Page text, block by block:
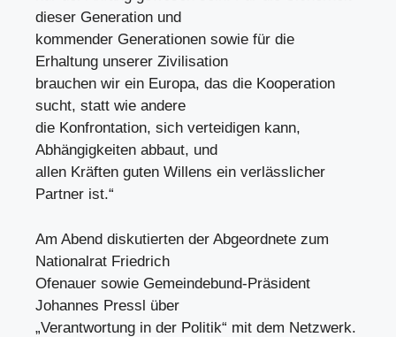
dieser Generation und
kommender Generationen sowie für die
Erhaltung unserer Zivilisation
brauchen wir ein Europa, das die Kooperation
sucht, statt wie andere
die Konfrontation, sich verteidigen kann,
Abhängigkeiten abbaut, und
allen Kräften guten Willens ein verlässlicher
Partner ist.“
Am Abend diskutierten der Abgeordnete zum
Nationalrat Friedrich
Ofenauer sowie Gemeindebund-Präsident
Johannes Pressl über
„Verantwortung in der Politik“ mit dem Netzwerk.